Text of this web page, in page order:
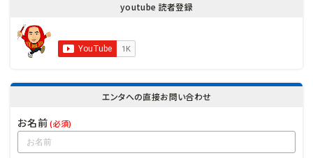
youtube 読者登録
エンタへの直接お問い合わせ
お名前(必須)